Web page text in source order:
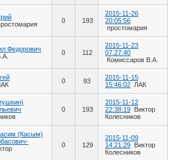
0 193
2015-11-26
20:05:56
простомария
Федорович
0 112
2015-11-23
07:27:40
Комиссаров В.А.
0 93
2015-11-15
15:46:02 ЛАК
0 193
2015-11-12
22:38:19 Виктор
Колесников
(Касым)
0 129
2015-11-09
14:21:29 Виктор
Колесников